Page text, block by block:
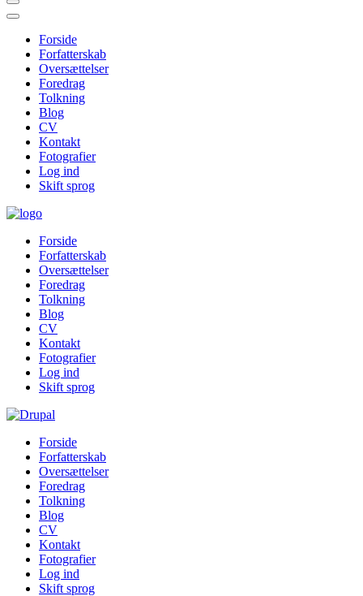
Forside
Forfatterskab
Oversættelser
Foredrag
Tolkning
Blog
CV
Kontakt
Fotografier
Log ind
Skift sprog
Forside
Forfatterskab
Oversættelser
Foredrag
Tolkning
Blog
CV
Kontakt
Fotografier
Log ind
Skift sprog
Forside
Forfatterskab
Oversættelser
Foredrag
Tolkning
Blog
CV
Kontakt
Fotografier
Log ind
Skift sprog